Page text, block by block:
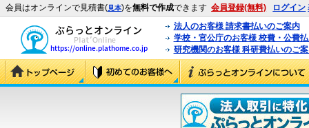
会員はオンラインで見積書(見本)を無料で作成できます 会員登録(無料) ログイン
法人のお客様 請求書払いのご案内
学校・官公庁のお客様 校費・公費
研究機関のお客様 科研費払いのご